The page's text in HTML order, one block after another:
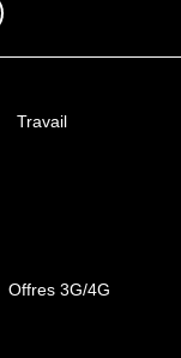
Travail
Offres 3G/4G